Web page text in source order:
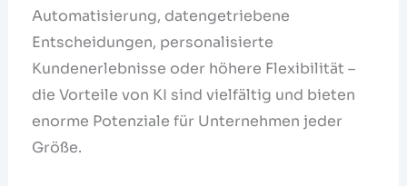
Automatisierung, datengetriebene
Entscheidungen, personalisierte
Kundenerlebnisse oder höhere Flexibilität –
die Vorteile von KI sind vielfältig und bieten
enorme Potenziale für Unternehmen jeder
Größe.